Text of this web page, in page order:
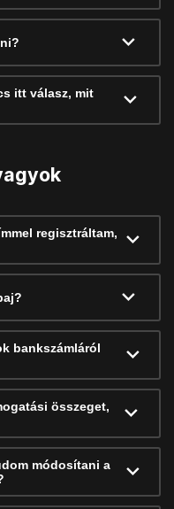
itt válasz, mit
regisztráltam,
bankszámláról
összeget,
módosítani a